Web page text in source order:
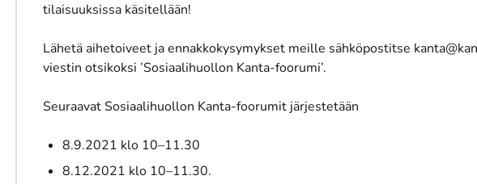
tilaisuuksissa käsitellään!
Lähetä aihetoiveet ja ennakkokysymykset meille sähköpostitse
viestin otsikoksi ’Sosiaalihuollon Kanta-foorumi’.
Seuraavat Sosiaalihuollon Kanta-foorumit järjestetään
8.9.2021 klo 10–11.30
8.12.2021 klo 10–11.30.